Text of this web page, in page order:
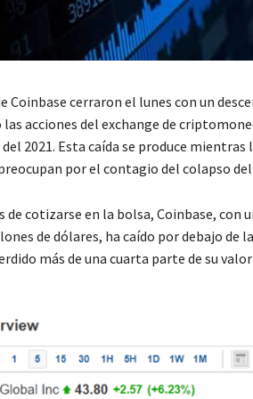
Coinbase cerraron el lunes con un
acciones del exchange de
2021. Esta caída se produce
por el contagio del colapso del
de cotizarse en la bolsa, Coinbase, con
de dólares, ha caído por debajo de
más de una cuarta parte de su